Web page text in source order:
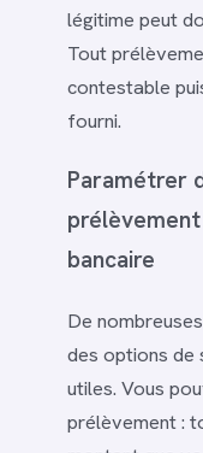
légitime peut
Tout
contestable
fourni.
Paramétrer
bancaire
De
des options de
utiles. Vous
prélèvement :